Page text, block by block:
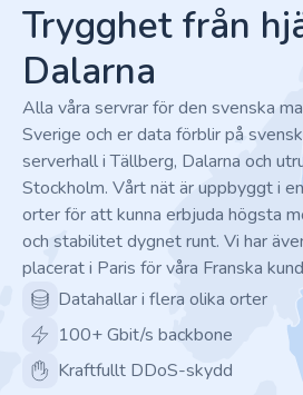
Trygghet från
Dalarna
Alla våra servrar för den svenska
Sverige och er data förblir på
serverhall i Tällberg, Dalarna och
Stockholm. Vårt nät är uppbyggt i
orter för att kunna erbjuda högsta
och stabilitet dygnet runt. Vi har
placerat i Paris för våra Franska
Datahallar i flera olika orter
100+ Gbit/s backbone
Kraftfullt DDoS-skydd